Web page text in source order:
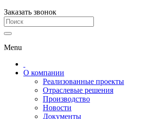
Заказать звонок
Menu
О компании
Реализованные проекты
Отраслевые решения
Производство
Новости
Документы